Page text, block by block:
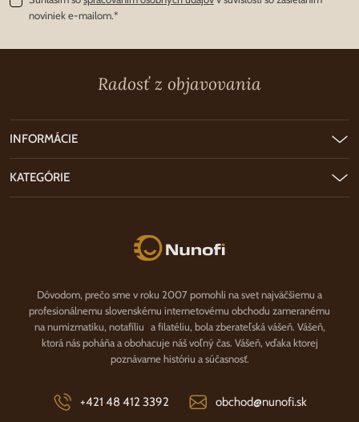
noviniek e-mailom.*
Radosť z objavovania
Nunofi.sk
Dôvodom, prečo sme v roku 2007 pomohli na svet najväčšiemu a
profesionálnemu slovenskému internetovému obchodu zameranému
na numizmatiku, notafíliu a filatéliu, bola zberateľská vášeň. Vášeň,
ktorá nás poháňa a obohacuje náš voľný čas. Vášeň, vďaka ktorej
poznávame históriu a súčasnosť.
+421 48 412 3392 obchod@nunofi.sk
INFORMÁCIE
KATEGÓRIE